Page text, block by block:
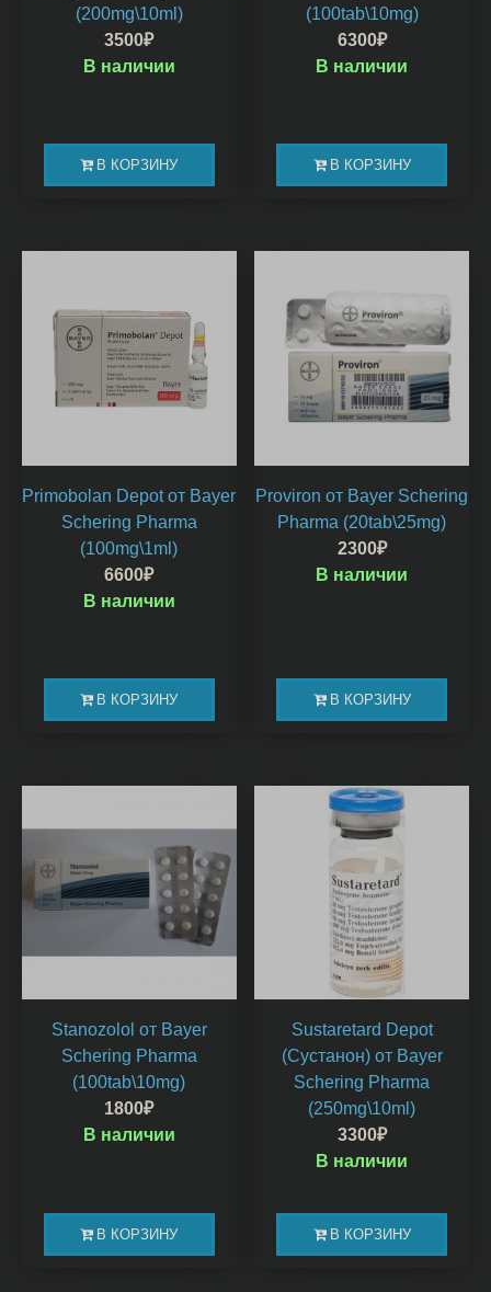
(200mg\10ml)
3500₽
В КОРЗИНУ
В наличии
(100tab\10mg)
6300₽
В КОРЗИНУ
В наличии
Primobolan Depot от Bayer
Schering Pharma
(100mg\1ml)
6600₽
В КОРЗИНУ
В наличии
Proviron от Bayer Schering
Pharma (20tab\25mg)
2300₽
В КОРЗИНУ
В наличии
Stanozolol от Bayer
Schering Pharma
(100tab\10mg)
1800₽
В КОРЗИНУ
В наличии
Sustaretard Depot
(Сустанон) от Bayer
Schering Pharma
(250mg\10ml)
3300₽
В КОРЗИНУ
В наличии